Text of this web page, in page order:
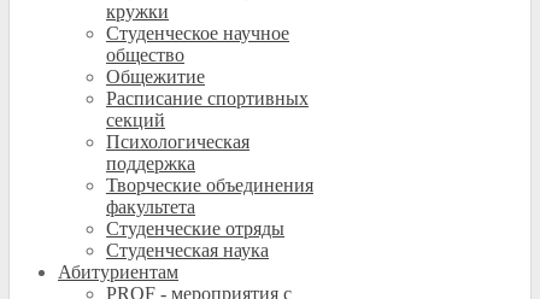
кружки
Студенческое научное
общество
Общежитие
Расписание спортивных
секций
Психологическая
поддержка
Творческие объединения
факультета
Студенческие отряды
Студенческая наука
Абитуриентам
PROF - мероприятия с